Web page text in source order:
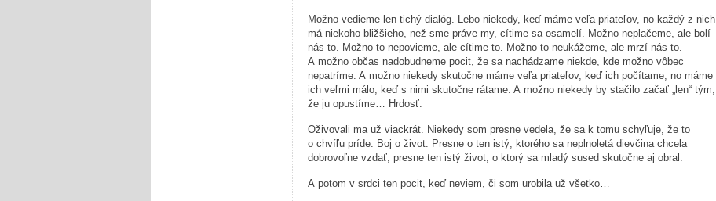
Možno vedieme len tichý dialóg. Lebo niekedy, keď máme veľa priateľov, no každý z nich
má niekoho bližšieho, než sme práve my, cítime sa osamelí. Možno neplačeme, ale bolí
nás to. Možno to nepovieme, ale cítime to. Možno to neukážeme, ale mrzí nás to.
A možno občas nadobudneme pocit, že sa nachádzame niekde, kde možno vôbec
nepatríme. A možno niekedy skutočne máme veľa priateľov, keď ich počítame, no máme
ich veľmi málo, keď s nimi skutočne rátame. A možno niekedy by stačilo začať „len“ tým,
že ju opustíme… Hrdosť.
Oživovali ma už viackrát. Niekedy som presne vedela, že sa k tomu schyľuje, že to
o chvíľu príde. Boj o život. Presne o ten istý, ktorého sa neplnoletá dievčina chcela
dobrovoľne vzdať, presne ten istý život, o ktorý sa mladý sused skutočne aj obral.
A potom v srdci ten pocit, keď neviem, či som urobila už všetko…